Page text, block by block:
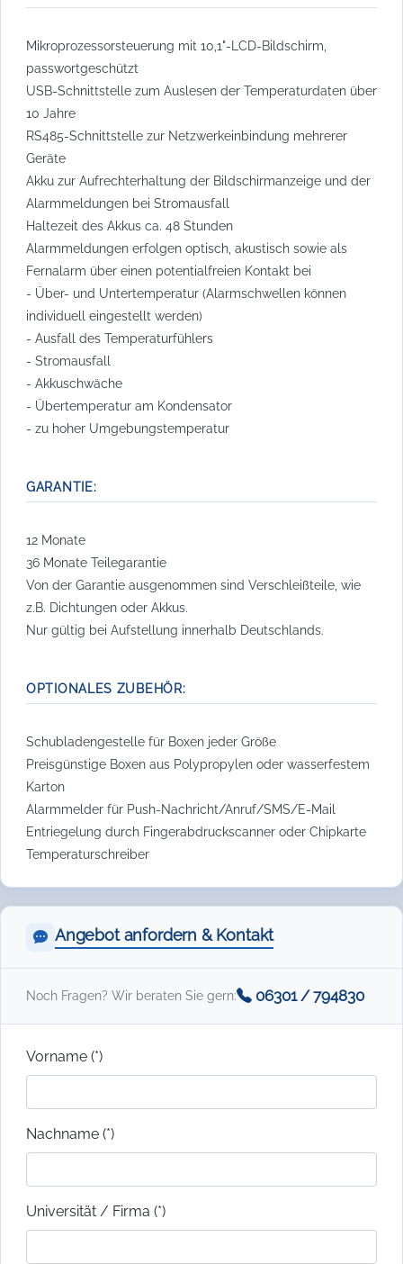
Mikroprozessorsteuerung mit 10,1"-LCD-Bildschirm,
passwortgeschützt
USB-Schnittstelle zum Auslesen der Temperaturdaten über
10 Jahre
RS485-Schnittstelle zur Netzwerkeinbindung mehrerer
Geräte
Akku zur Aufrechterhaltung der Bildschirmanzeige und der
Alarmmeldungen bei Stromausfall
Haltezeit des Akkus ca. 48 Stunden
Alarmmeldungen erfolgen optisch, akustisch sowie als
Fernalarm über einen potentialfreien Kontakt bei
- Über- und Untertemperatur (Alarmschwellen können
individuell eingestellt werden)
- Ausfall des Temperaturfühlers
- Stromausfall
- Akkuschwäche
- Übertemperatur am Kondensator
- zu hoher Umgebungstemperatur
GARANTIE:
12 Monate
36 Monate Teilegarantie
Von der Garantie ausgenommen sind Verschleißteile, wie
z.B. Dichtungen oder Akkus.
Nur gültig bei Aufstellung innerhalb Deutschlands.
OPTIONALES ZUBEHÖR:
Schubladengestelle für Boxen jeder Größe
Preisgünstige Boxen aus Polypropylen oder wasserfestem
Karton
Alarmmelder für Push-Nachricht/Anruf/SMS/E-Mail
Entriegelung durch Fingerabdruckscanner oder Chipkarte
Temperaturschreiber
Angebot anfordern & Kontakt
Noch Fragen? Wir beraten Sie gern: 06301 / 794830
Vorname (*)
Nachname (*)
Universität / Firma (*)